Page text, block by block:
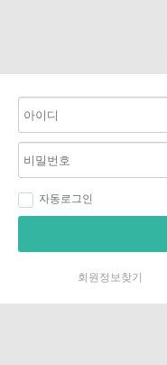
자동로그인
회원정보찾기